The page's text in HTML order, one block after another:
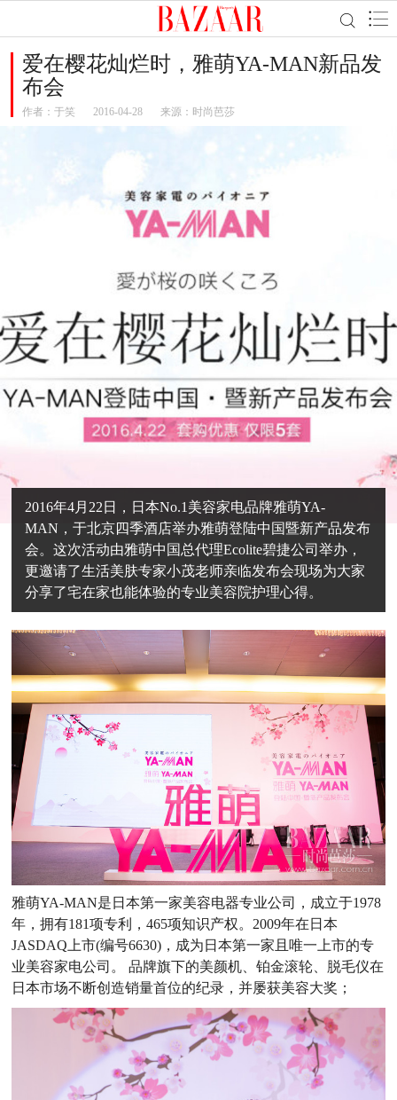
爱在樱花灿烂时，雅萌YA-MAN新品发
布会
作者： 于笑 2016-04-28 来源：时尚芭莎
2016年4月22日，日本No.1美容家电品牌雅萌YA-
MAN，于北京四季酒店举办雅萌登陆中国暨新产品发布
会。这次活动由雅萌中国总代理Ecolite碧捷公司举办，
更邀请了生活美肤专家小茂老师亲临发布会现场为大家
分享了宅在家也能体验的专业美容院护理心得。
雅萌YA-MAN是日本第一家美容电器专业公司，成立于1978
年，拥有181项专利，465项知识产权。2009年在日本
JASDAQ上市(编号6630)，成为日本第一家且唯一上市的专
业美容家电公司。 品牌旗下的美颜机、铂金滚轮、脱毛仪在
日本市场不断创造销量首位的纪录，并屡获美容大奖；